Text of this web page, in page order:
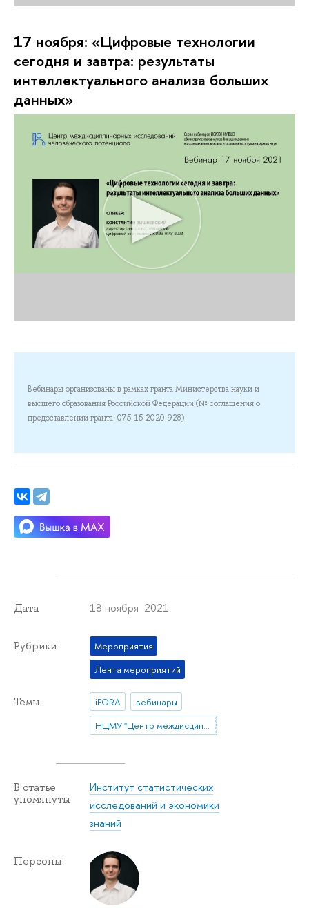
17 ноября: «Цифровые технологии
сегодня и завтра: результаты
интеллектуального анализа больших
данных»
Вебинары организованы в рамках гранта Министерства науки и
высшего образования Российской Федерации (№ соглашения о
предоставлении гранта: 075-15-2020-928).
Дата 18 ноября 2021
Рубрики
Мероприятия
Лента мероприятий
Темы iFORA
вебинары
НЦМУ "Центр междисциплинарных исследований человеческого потенциала"
В статье
упомянуты
Институт статистических
исследований и экономики
знаний
Персоны